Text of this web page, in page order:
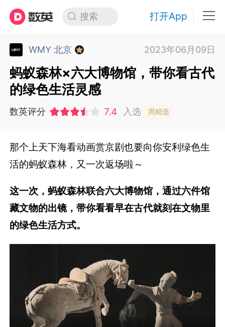
搜索 打开App
WMY 北京 2023年06月09日
蚂蚁森林×六大博物馆，带你看古代
的绿色生活灵感
数英评分 7.4 入选 周精选
那个上天下海看动画赏京剧也要向你安利绿色生
活的蚂蚁森林，又一次返场啦～
这一次，蚂蚁森林联合六大博物馆，通过六件馆
藏文物的出镜，带你看看早在古代就刻在文物里
的绿色生活方式。